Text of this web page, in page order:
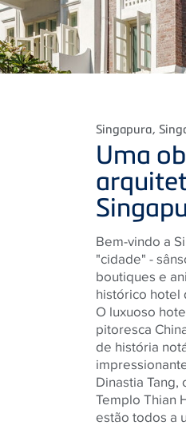
Singapura,
Uma
Bem-vindo a
"cidade" -
boutiques e
histórico hotel
O luxuoso
pitoresca
de história
Dinastia
Templo Thian
estão todos a